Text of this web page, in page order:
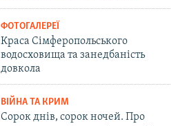
ФОТОГАЛЕРЕЇ
Краса Сімферопольського
водосховища та занедбаність
довкола
ВІЙНА ТА КРИМ
Сорок днів, сорок ночей. Про